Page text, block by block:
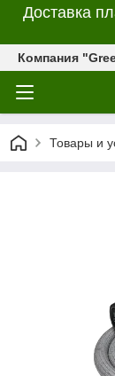
Доставка
Компания
Товары и